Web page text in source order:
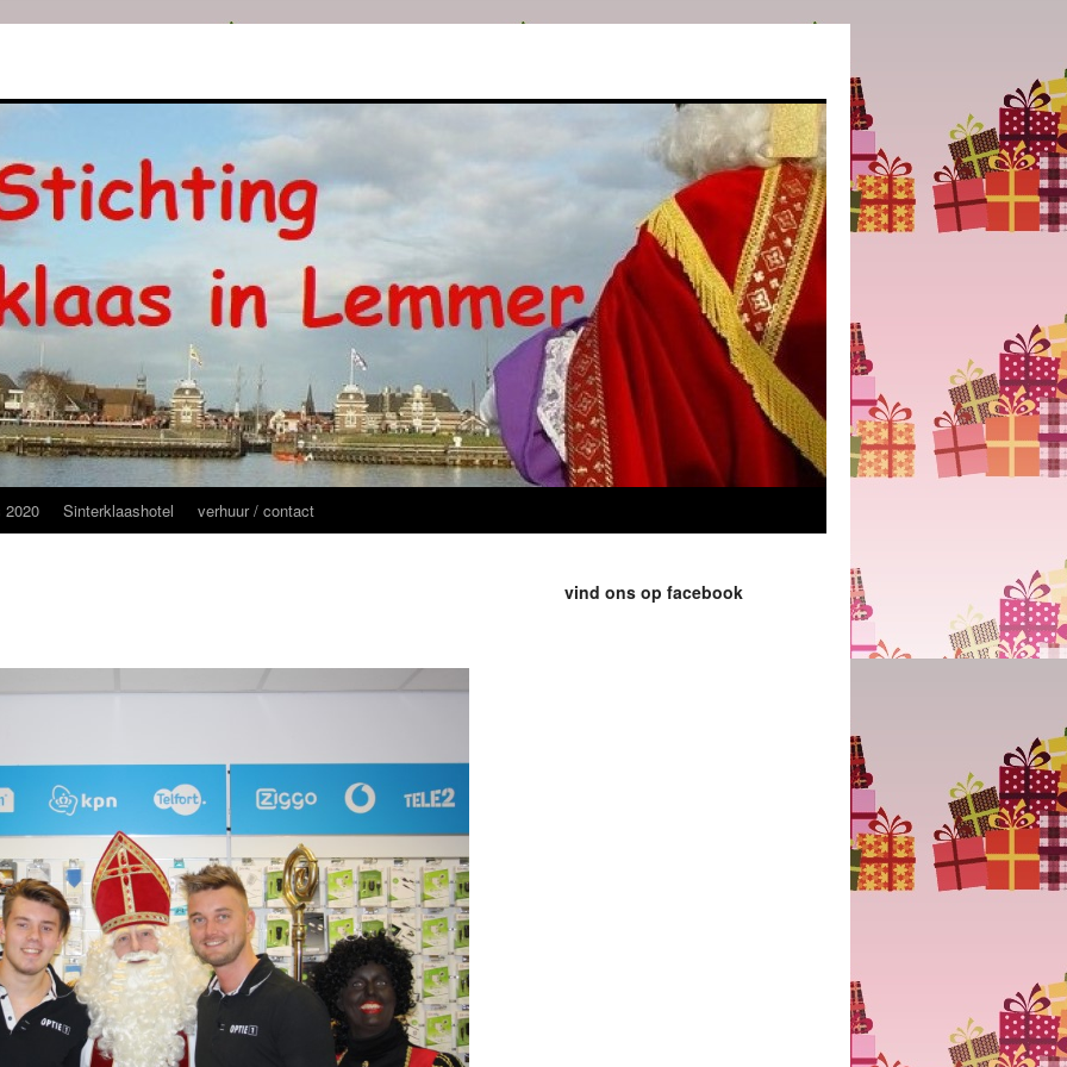
2020 Sinterklaashotel verhuur / contact
vind ons op facebook